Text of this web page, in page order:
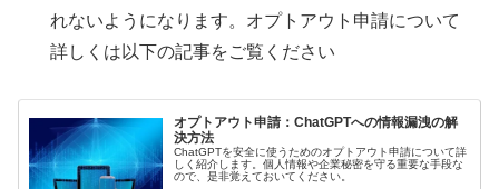
れないようになります。オプトアウト申請について
詳しくは以下の記事をご覧ください
オプトアウト申請：ChatGPTへの情報漏洩の解
決方法
ChatGPTを安全に使うためのオプトアウト申請について詳
しく紹介します。個人情報や企業秘密を守る重要な手段な
ので、是非覚えておいてください。